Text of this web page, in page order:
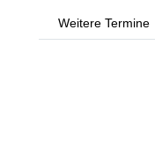
Weitere Termine